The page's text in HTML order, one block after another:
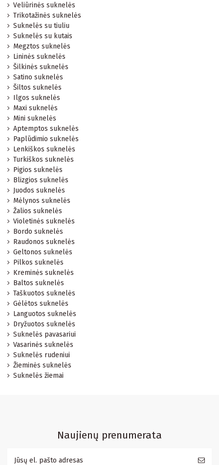
Veliūrinės suknelės
Trikotažinės suknelės
Suknelės su tiuliu
Suknelės su kutais
Megztos suknelės
Lininės suknelės
Šilkinės suknelės
Satino suknelės
Šiltos suknelės
Ilgos suknelės
Maxi suknelės
Mini suknelės
Aptemptos suknelės
Paplūdimio suknelės
Lenkiškos suknelės
Turkiškos suknelės
Pigios suknelės
Blizgios suknelės
Juodos suknelės
Mėlynos suknelės
Žalios suknelės
Violetinės suknelės
Bordo suknelės
Raudonos suknelės
Geltonos suknelės
Pilkos suknelės
Kreminės suknelės
Baltos suknelės
Taškuotos suknelės
Gėlėtos suknelės
Languotos suknelės
Dryžuotos suknelės
Suknelės pavasariui
Vasarinės suknelės
Suknelės rudeniui
Žieminės suknelės
Suknelės žiemai
Naujienų prenumerata